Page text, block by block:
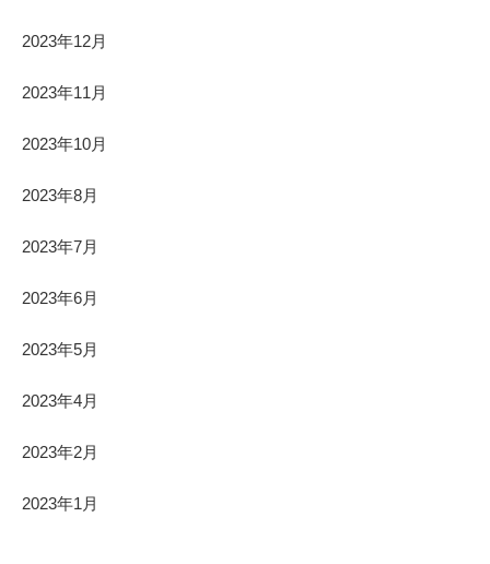
2023年12月
2023年11月
2023年10月
2023年8月
2023年7月
2023年6月
2023年5月
2023年4月
2023年2月
2023年1月